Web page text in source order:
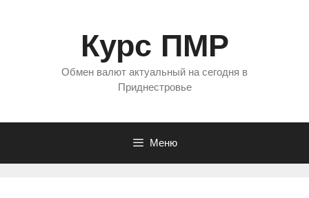
Курс ПМР
Обмен валют актуальный на сегодня в
Приднестровье
Меню